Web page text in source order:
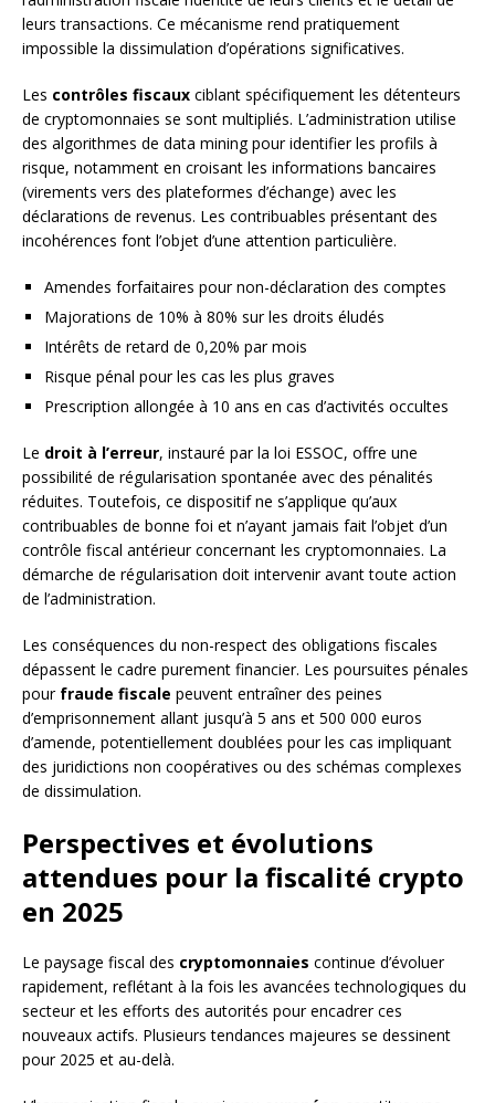
leurs transactions. Ce mécanisme rend pratiquement
impossible la dissimulation d’opérations significatives.
Les contrôles fiscaux ciblant spécifiquement les détenteurs
de cryptomonnaies se sont multipliés. L’administration utilise
des algorithmes de data mining pour identifier les profils à
risque, notamment en croisant les informations bancaires
(virements vers des plateformes d’échange) avec les
déclarations de revenus. Les contribuables présentant des
incohérences font l’objet d’une attention particulière.
Amendes forfaitaires pour non-déclaration des comptes
Majorations de 10% à 80% sur les droits éludés
Intérêts de retard de 0,20% par mois
Risque pénal pour les cas les plus graves
Prescription allongée à 10 ans en cas d’activités occultes
Le droit à l’erreur, instauré par la loi ESSOC, offre une
possibilité de régularisation spontanée avec des pénalités
réduites. Toutefois, ce dispositif ne s’applique qu’aux
contribuables de bonne foi et n’ayant jamais fait l’objet d’un
contrôle fiscal antérieur concernant les cryptomonnaies. La
démarche de régularisation doit intervenir avant toute action
de l’administration.
Les conséquences du non-respect des obligations fiscales
dépassent le cadre purement financier. Les poursuites pénales
pour fraude fiscale peuvent entraîner des peines
d’emprisonnement allant jusqu’à 5 ans et 500 000 euros
d’amende, potentiellement doublées pour les cas impliquant
des juridictions non coopératives ou des schémas complexes
de dissimulation.
Perspectives et évolutions
attendues pour la fiscalité crypto
en 2025
Le paysage fiscal des cryptomonnaies continue d’évoluer
rapidement, reflétant à la fois les avancées technologiques du
secteur et les efforts des autorités pour encadrer ces
nouveaux actifs. Plusieurs tendances majeures se dessinent
pour 2025 et au-delà.